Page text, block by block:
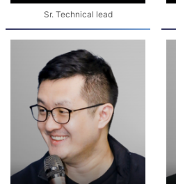
Sr. Technical lead